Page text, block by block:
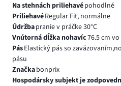
Na stehnách priliehavépohodlné
PriliehavéRegular Fit, normálne
Údržbapranie v práčke 30°C
Vnútorná dĺžka nohavíc76.5 cm
PásElastický pás so
pásu
Značkabonprix
Hospodársky subjekt je